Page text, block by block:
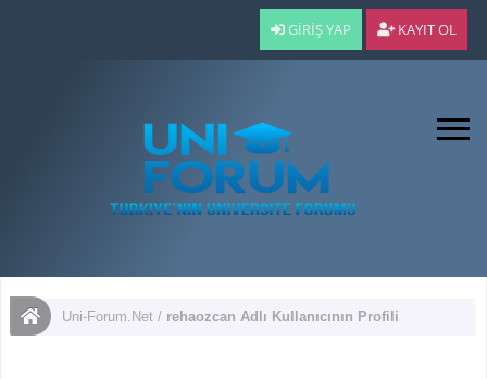
GIRIŞ YAP KAYIT OL
Uni-Forum.Net / rehaozcan Adlı Kullanıcının Profili